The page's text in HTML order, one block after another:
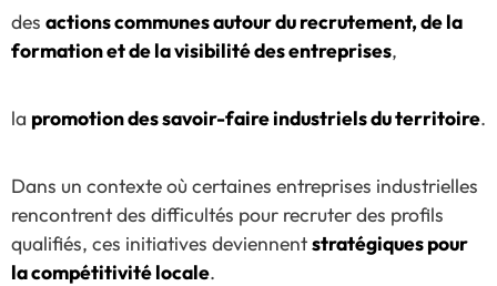
des actions communes autour du recrutement, de la
formation et de la visibilité des entreprises,
la promotion des savoir-faire industriels du territoire.
Dans un contexte où certaines entreprises industrielles
rencontrent des difficultés pour recruter des profils
qualifiés, ces initiatives deviennentstratégiques pour
la compétitivité locale.